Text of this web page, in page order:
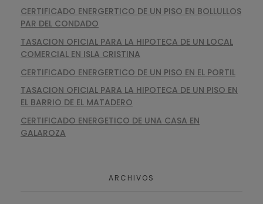
CERTIFICADO ENERGERTICO DE UN PISO EN BOLLULLOS
PAR DEL CONDADO
TASACION OFICIAL PARA LA HIPOTECA DE UN LOCAL
COMERCIAL EN ISLA CRISTINA
CERTIFICADO ENERGERTICO DE UN PISO EN EL PORTIL
TASACION OFICIAL PARA LA HIPOTECA DE UN PISO EN
EL BARRIO DE EL MATADERO
CERTIFICADO ENERGETICO DE UNA CASA EN
GALAROZA
ARCHIVOS